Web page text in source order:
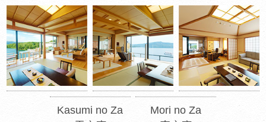
Kasumi no Za
Mori no Za